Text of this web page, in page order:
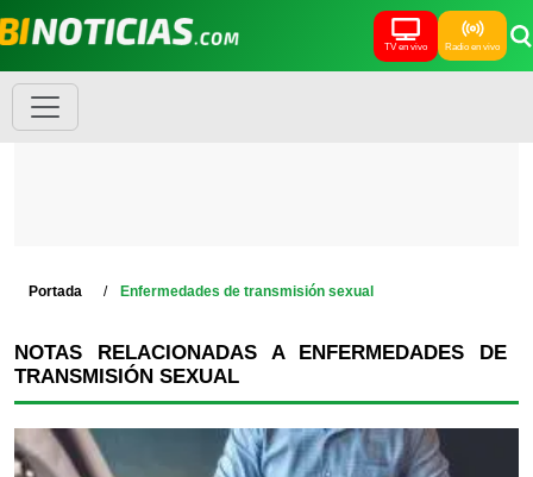
TV en vivo Radio en vivo
Portada Enfermedades de transmisión sexual
NOTAS RELACIONADAS A ENFERMEDADES DE
TRANSMISIÓN SEXUAL